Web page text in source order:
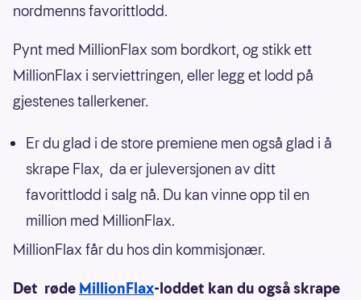
nordmenns favorittlodd.
Pynt med MillionFlax som bordkort, og stikk ett
MillionFlax i serviettringen, eller legg et lodd på
gjestenes tallerkener.
Er du glad i de store premiene men også glad i å
skrape Flax, da er juleversjonen av ditt
favorittlodd i salg nå. Du kan vinne opp til en
million med MillionFlax.
MillionFlax får du hos din kommisjonær.
Det røde MillionFlax-loddet kan du også skrape